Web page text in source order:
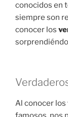
conocidos en
siempre son
conocer los
Al conocer